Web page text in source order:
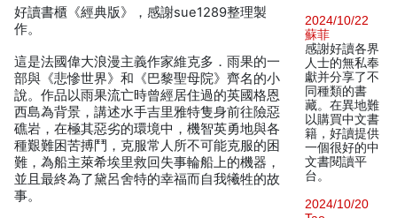
好讀書櫃《經典版》，感謝sue1289整理製
作。
這是法國偉大浪漫主義作家維克多．雨果的一
部與《悲慘世界》和《巴黎聖母院》齊名的小
說。作品以雨果流亡時曾經居住過的英國格恩
西島為背景，講述水手吉里雅特隻身前往險惡
礁岩，在極其惡劣的環境中，機智英勇地與各
種艱難困苦搏鬥，克服常人所不可能克服的困
難，為船主萊希埃里救回失事輪船上的機器，
並且最終為了黛呂舍特的幸福而自我犧牲的故
事。
2024/10/22
蘇菲
感謝好讀各界
人士的無私奉
獻并分享了不
同種類的書
藏。在異地難
以購買中文書
籍，好讀提供
一個很好的中
文書閱讀平
台。
2024/10/20